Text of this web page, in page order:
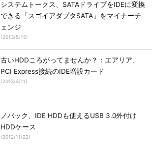
システムトークス、SATAドライブをIDEに変換
できる「スゴイアダプタSATA」をマイナーチ
ェンジ
(2013/5/15)
古いHDDころがってませんか？：エアリア、
PCI Express接続のIDE増設カード
(2013/4/11)
ノバック、IDE HDDも使えるUSB 3.0外付け
HDDケース
(2012/11/22)